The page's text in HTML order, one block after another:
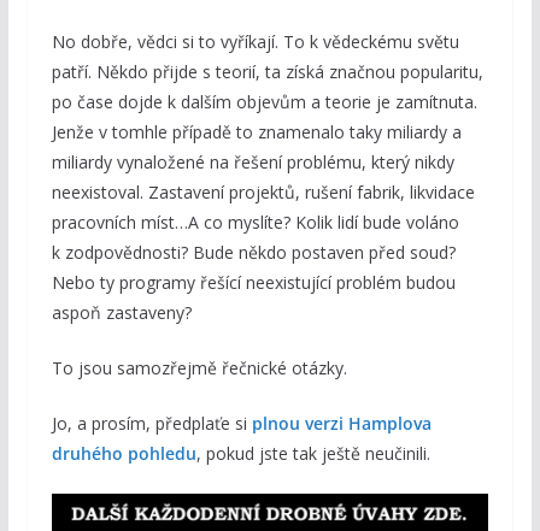
No dobře, vědci si to vyříkají. To k vědeckému světu
patří. Někdo přijde s teorií, ta získá značnou popularitu,
po čase dojde k dalším objevům a teorie je zamítnuta.
Jenže v tomhle případě to znamenalo taky miliardy a
miliardy vynaložené na řešení problému, který nikdy
neexistoval. Zastavení projektů, rušení fabrik, likvidace
pracovních míst…A co myslíte? Kolik lidí bude voláno
k zodpovědnosti? Bude někdo postaven před soud?
Nebo ty programy řešící neexistující problém budou
aspoň zastaveny?
To jsou samozřejmě řečnické otázky.
Jo, a prosím, předplaťe si plnou verzi Hamplova
druhého pohledu, pokud jste tak ještě neučinili.